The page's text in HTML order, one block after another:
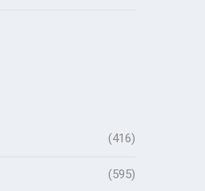
(416)
(595)